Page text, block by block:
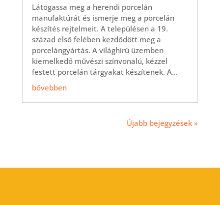
Látogassa meg a herendi porcelán
manufaktúrát és ismerje meg a porcelán
készítés rejtelmeit. A településen a 19.
század első felében kezdődött meg a
porcelángyártás. A világhírű üzemben
kiemelkedő művészi színvonalú, kézzel
festett porcelán tárgyakat készítenek. A...
bővebben
Újabb bejegyzések »